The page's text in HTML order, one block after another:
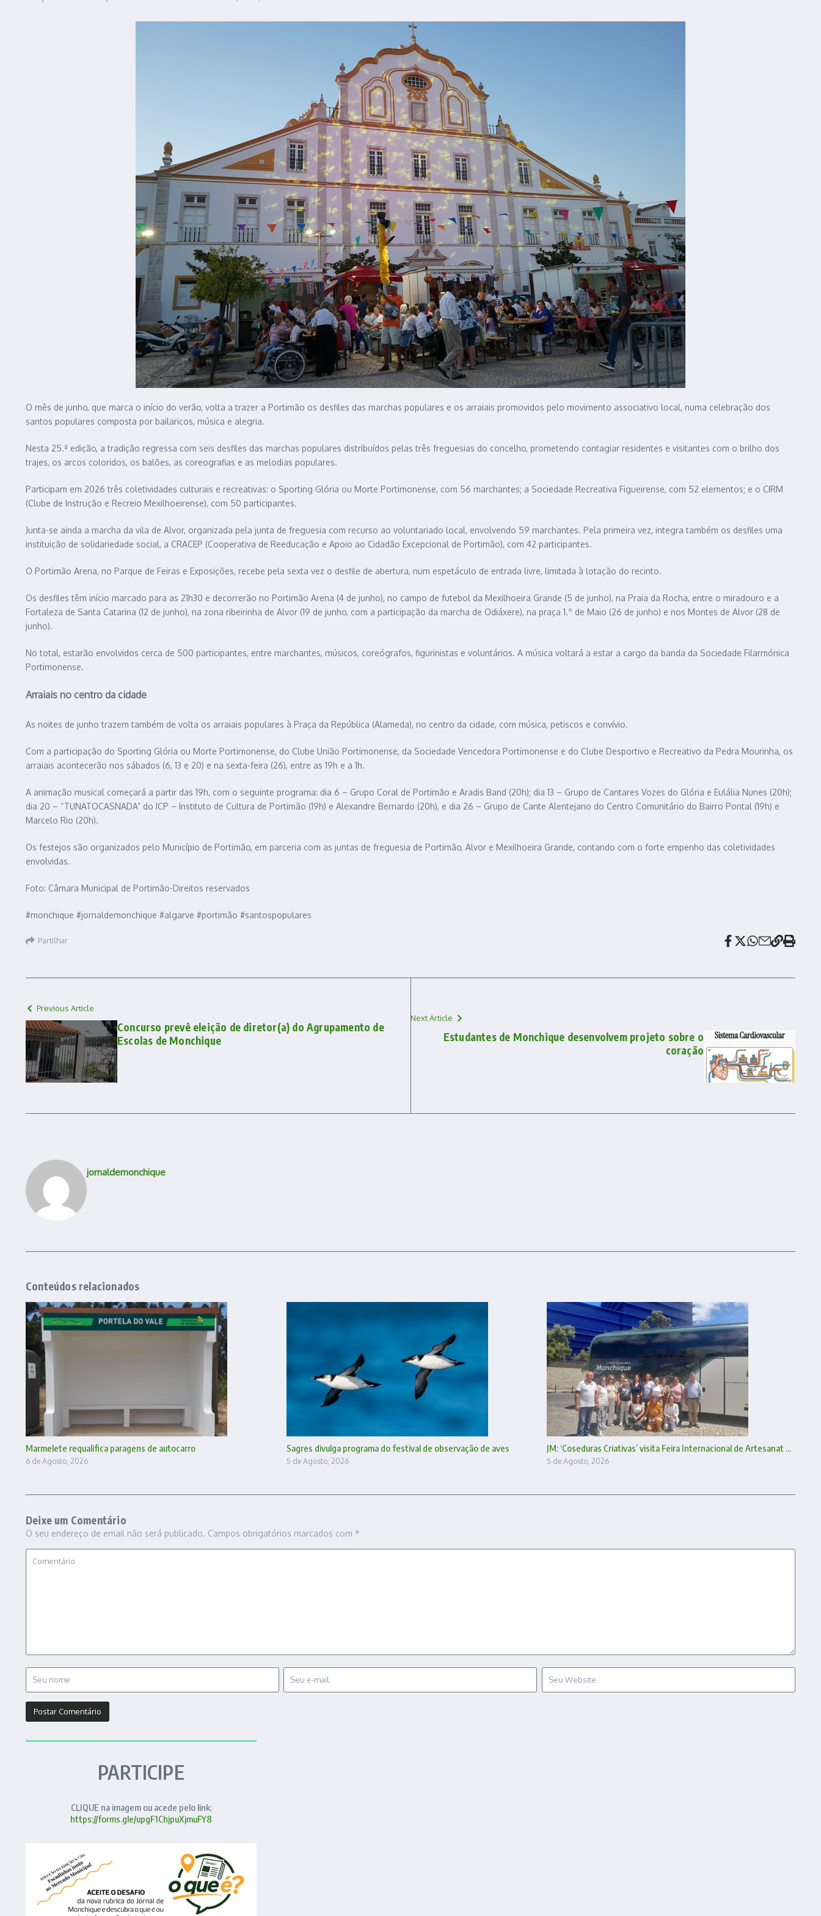
O mês de junho, que marca o início do verão, volta a trazer a Portimão os desfiles das marchas populares e os arraiais promovidos pelo movimento associativo local, numa celebração dos
santos populares composta por bailaricos, música e alegria.
Nesta 25.ª edição, a tradição regressa com seis desfiles das marchas populares distribuídos pelas três freguesias do concelho, prometendo contagiar residentes e visitantes com o brilho dos
trajes, os arcos coloridos, os balões, as coreografias e as melodias populares.
Participam em 2026 três coletividades culturais e recreativas: o Sporting Glória ou Morte Portimonense, com 56 marchantes; a Sociedade Recreativa Figueirense, com 52 elementos; e o CIRM
(Clube de Instrução e Recreio Mexilhoeirense), com 50 participantes.
Junta-se ainda a marcha da vila de Alvor, organizada pela junta de freguesia com recurso ao voluntariado local, envolvendo 59 marchantes. Pela primeira vez, integra também os desfiles uma
instituição de solidariedade social, a CRACEP (Cooperativa de Reeducação e Apoio ao Cidadão Excepcional de Portimão), com 42 participantes.
O Portimão Arena, no Parque de Feiras e Exposições, recebe pela sexta vez o desfile de abertura, num espetáculo de entrada livre, limitada à lotação do recinto.
Os desfiles têm início marcado para as 21h30 e decorrerão no Portimão Arena (4 de junho), no campo de futebol da Mexilhoeira Grande (5 de junho), na Praia da Rocha, entre o miradouro e a
Fortaleza de Santa Catarina (12 de junho), na zona ribeirinha de Alvor (19 de junho, com a participação da marcha de Odiáxere), na praça 1.º de Maio (26 de junho) e nos Montes de Alvor (28 de
junho).
No total, estarão envolvidos cerca de 500 participantes, entre marchantes, músicos, coreógrafos, figurinistas e voluntários. A música voltará a estar a cargo da banda da Sociedade Filarmónica
Portimonense.
Arraiais no centro da cidade
As noites de junho trazem também de volta os arraiais populares à Praça da República (Alameda), no centro da cidade, com música, petiscos e convívio.
Com a participação do Sporting Glória ou Morte Portimonense, do Clube União Portimonense, da Sociedade Vencedora Portimonense e do Clube Desportivo e Recreativo da Pedra Mourinha, os
arraiais acontecerão nos sábados (6, 13 e 20) e na sexta-feira (26), entre as 19h e a 1h.
A animação musical começará a partir das 19h, com o seguinte programa: dia 6 – Grupo Coral de Portimão e Aradis Band (20h); dia 13 – Grupo de Cantares Vozes do Glória e Eulália Nunes (20h);
dia 20 – “TUNATOCASNADA” do ICP – Instituto de Cultura de Portimão (19h) e Alexandre Bernardo (20h), e dia 26 – Grupo de Cante Alentejano do Centro Comunitário do Bairro Pontal (19h) e
Marcelo Rio (20h).
Os festejos são organizados pelo Município de Portimão, em parceria com as juntas de freguesia de Portimão, Alvor e Mexilhoeira Grande, contando com o forte empenho das coletividades
envolvidas.
Foto: Câmara Municipal de Portimão-Direitos reservados
#monchique #jornaldemonchique #algarve #portimão #santospopulares
Partilhar
Previous Article
Concurso prevê eleição de diretor(a) do Agrupamento de
Escolas de Monchique
Next Article
Estudantes de Monchique desenvolvem projeto sobre o
coração
jornaldemonchique
Conteúdos relacionados
Marmelete requalifica paragens de autocarro
6 de Agosto, 2026
Sagres divulga programa do festival de observação de aves
5 de Agosto, 2026
JM: ‘Coseduras Criativas’ visita Feira Internacional de Artesanat ...
5 de Agosto, 2026
Deixe um Comentário
O seu endereço de email não será publicado. Campos obrigatórios marcados com *
PARTICIPE
CLIQUE na imagem ou acede pelo link:
https://forms.gle/upgF1ChjpuXjmuFY8